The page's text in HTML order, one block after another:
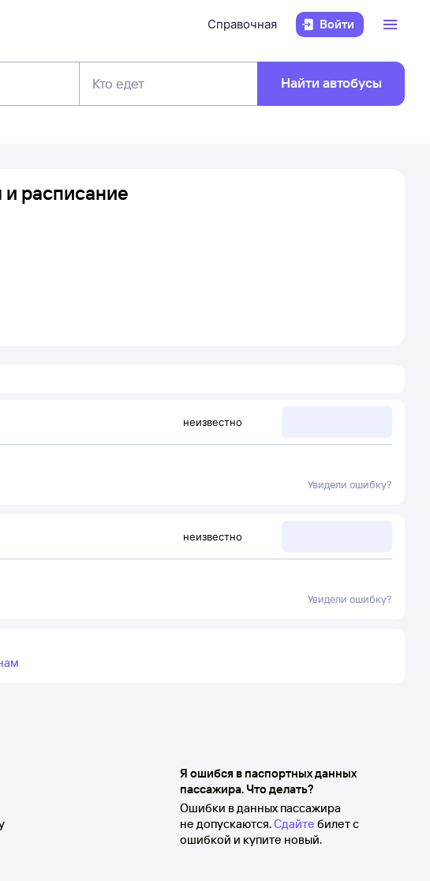
Справочная Войти
Кто едет Найти автобусы
расписание
неизвестно
Увидели ошибку?
неизвестно
Увидели ошибку?
Я ошибся в паспортных данных
пассажира. Что делать?
Ошибки в данных пассажира
не допускаются.Сдайте билет с
ошибкой и купите новый.